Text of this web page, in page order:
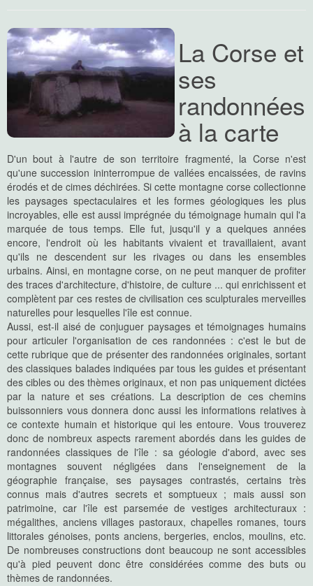
La Corse et
ses
randonnées
à la carte
D'un bout à l'autre de son territoire fragmenté, la Corse n'est
qu'une succession ininterrompue de vallées encaissées, de ravins
érodés et de cimes déchirées. Si cette montagne corse collectionne
les paysages spectaculaires et les formes géologiques les plus
incroyables, elle est aussi imprégnée du témoignage humain qui l'a
marquée de tous temps. Elle fut, jusqu'il y a quelques années
encore, l'endroit où les habitants vivaient et travaillaient, avant
qu'ils ne descendent sur les rivages ou dans les ensembles
urbains. Ainsi, en montagne corse, on ne peut manquer de profiter
des traces d'architecture, d'histoire, de culture ... qui enrichissent et
complètent par ces restes de civilisation ces sculpturales merveilles
naturelles pour lesquelles l'île est connue.
Aussi, est-il aisé de conjuguer paysages et témoignages humains
pour articuler l'organisation de ces randonnées : c'est le but de
cette rubrique que de présenter des randonnées originales, sortant
des classiques balades indiquées par tous les guides et présentant
des cibles ou des thèmes originaux, et non pas uniquement dictées
par la nature et ses créations. La description de ces chemins
buissonniers vous donnera donc aussi les informations relatives à
ce contexte humain et historique qui les entoure. Vous trouverez
donc de nombreux aspects rarement abordés dans les guides de
randonnées classiques de l'île : sa géologie d'abord, avec ses
montagnes souvent négligées dans l'enseignement de la
géographie française, ses paysages contrastés, certains très
connus mais d'autres secrets et somptueux ; mais aussi son
patrimoine, car l'île est parsemée de vestiges architecturaux :
mégalithes, anciens villages pastoraux, chapelles romanes, tours
littorales génoises, ponts anciens, bergeries, enclos, moulins, etc.
De nombreuses constructions dont beaucoup ne sont accessibles
qu'à pied peuvent donc être considérées comme des buts ou
thèmes de randonnées.